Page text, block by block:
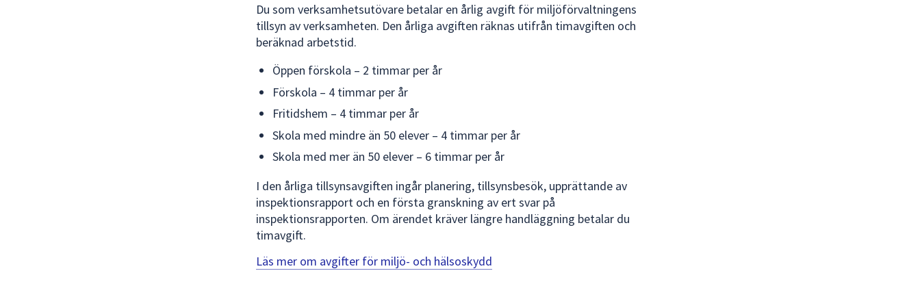
Du som verksamhetsutövare betalar en årlig avgift för miljöförvaltningens
tillsyn av verksamheten. Den årliga avgiften räknas utifrån timavgiften och
beräknad arbetstid.
Öppen förskola – 2 timmar per år
Förskola – 4 timmar per år
Fritidshem – 4 timmar per år
Skola med mindre än 50 elever – 4 timmar per år
Skola med mer än 50 elever – 6 timmar per år
I den årliga tillsynsavgiften ingår planering, tillsynsbesök, upprättande av
inspektionsrapport och en första granskning av ert svar på
inspektionsrapporten. Om ärendet kräver längre handläggning betalar du
timavgift.
Läs mer om avgifter för miljö- och hälsoskydd